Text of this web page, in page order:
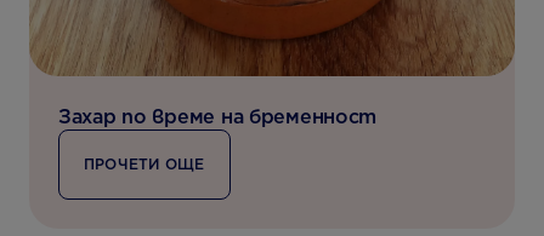
Захар по време на бременност
ПРОЧЕТИ ОЩЕ